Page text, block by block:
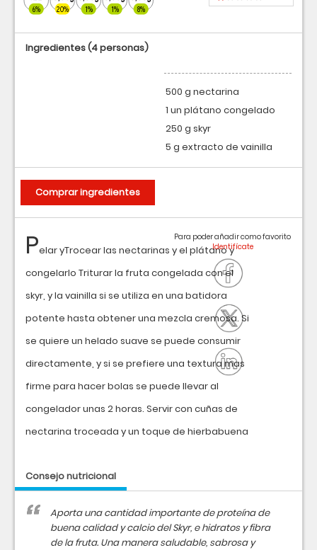
6% 20% 1% 1% 8%
Pelar yTrocear las nectarinas y el plátano y
congelarlo Triturar la fruta congelada con el
skyr, y la vainilla si se utiliza en una batidora
potente hasta obtener una mezcla cremosa. Si
se quiere un helado suave se puede consumir
directamente, y si se prefiere una textura mas
firme para hacer bolas se puede llevar al
congelador unas 2 horas. Servir con cuñas de
nectarina troceada y un toque de hierbabuena
Consejo nutricional
Aporta una cantidad importante de proteína de
buena calidad y calcio del Skyr, e hidratos y fibra
de la fruta. Una manera saludable, sabrosa y
Para poder añadir como favorito
Ingredientes(4 personas)
500 g nectarina
1 un plátano congelado
250 g skyr
5 g extracto de vainilla
Comprar ingredientes